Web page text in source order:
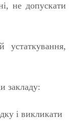
не допускати
ус­таткування,
закладу:
і викликати